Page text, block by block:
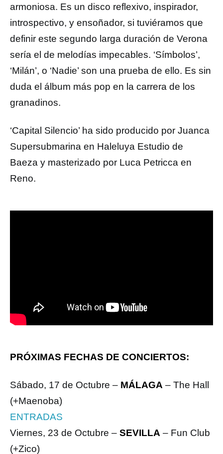
armoniosa. Es un disco reflexivo, inspirador,
introspectivo, y ensoñador, si tuviéramos que
definir este segundo larga duración de Verona
sería el de melodías impecables. ‘Símbolos’,
‘Milán’, o ‘Nadie’ son una prueba de ello. Es sin
duda el álbum más pop en la carrera de los
granadinos.
‘Capital Silencio’ ha sido producido por Juanca
Supersubmarina en Haleluya Estudio de
Baeza y masterizado por Luca Petricca en
Reno.
PRÓXIMAS FECHAS DE CONCIERTOS:
Sábado, 17 de Octubre – MÁLAGA – The Hall
(+Maenoba)
ENTRADAS
Viernes, 23 de Octubre – SEVILLA – Fun Club
(+Zico)